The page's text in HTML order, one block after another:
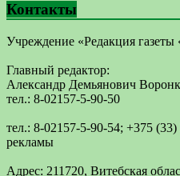
Контакты
Учреждение «Редакция
Главный редактор:
Александр Демьянович
тел.: 8-02157-5-90-50
тел.: 8-02157-5-90-54; +375
рекламы
Адрес: 211720, Витебская